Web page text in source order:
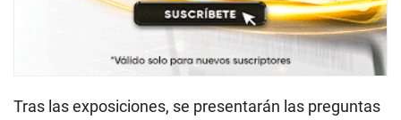
Tras las exposiciones, se presentarán las preguntas